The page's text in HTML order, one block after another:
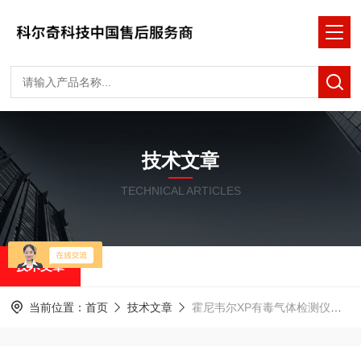
技术文章
TECHNICAL ARTICLES
技术文章
当前位置： 首页 技术文章 霍尼韦尔XP有毒气体检测仪通入气体后无反应，该怎么解决